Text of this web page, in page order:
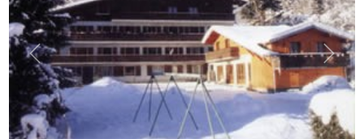
Previous Next